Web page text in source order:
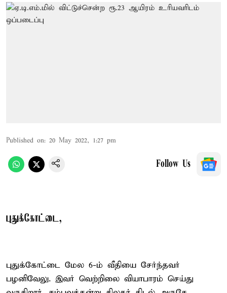
Published on: 20 May 2022, 1:27 pm
Follow Us
புதுக்கோட்டை,
புதுக்கோட்டை மேல 6-ம் வீதியை சேர்ந்தவர்
பழனிவேலு. இவர் வெற்றிலை வியாபாரம் செய்து